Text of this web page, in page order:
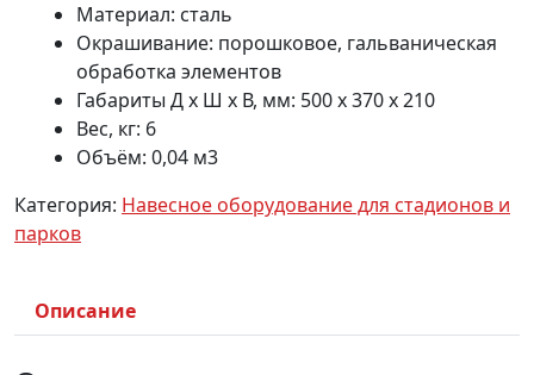
Материал: сталь
Окрашивание: порошковое, гальваническая
обработка элементов
Габариты Д х Ш х В, мм: 500 х 370 х 210
Вес, кг: 6
Объём: 0,04 м3
Категория: Навесное оборудование для стадионов и
парков
Описание